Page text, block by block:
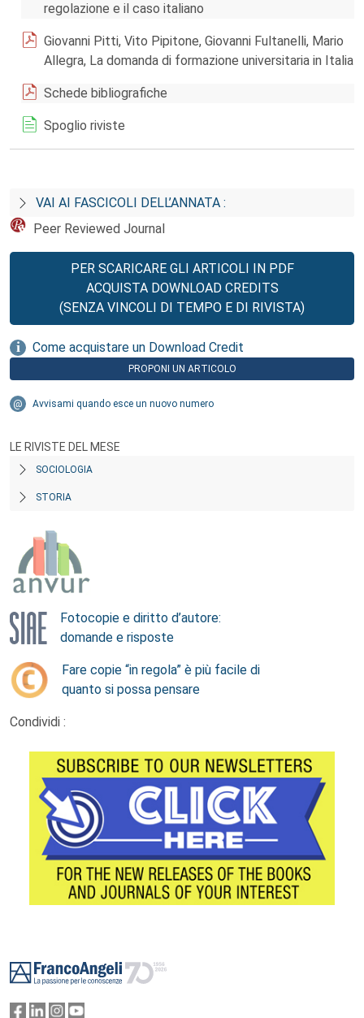
regolazione e il caso italiano
Giovanni Pitti, Vito Pipitone, Giovanni Fultanelli, Mario
Allegra, La domanda di formazione universitaria in Italia
Schede bibliografiche
Spoglio riviste
VAI AI FASCICOLI DELL’ANNATA :
Peer Reviewed Journal
PER SCARICARE GLI ARTICOLI IN PDF
ACQUISTA DOWNLOAD CREDITS
(SENZA VINCOLI DI TEMPO E DI RIVISTA)
Come acquistare un Download Credit
PROPONI UN ARTICOLO
Avvisami quando esce un nuovo numero
LE RIVISTE DEL MESE
SOCIOLOGIA
STORIA
Fotocopie e diritto d’autore:
domande e risposte
Fare copie “in regola” è più facile di
quanto si possa pensare
Condividi :